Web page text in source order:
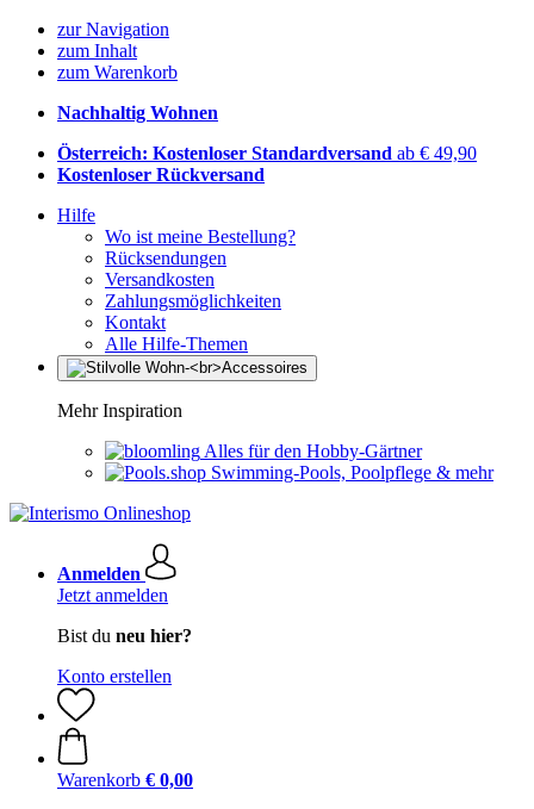
zur Navigation
zum Inhalt
zum Warenkorb
Nachhaltig Wohnen
Österreich: Kostenloser Standardversand ab € 49,90
Kostenloser Rückversand
Hilfe
Wo ist meine Bestellung?
Rücksendungen
Versandkosten
Zahlungsmöglichkeiten
Kontakt
Alle Hilfe-Themen
Mehr Inspiration
Alles für den Hobby-Gärtner
Swimming-Pools, Poolpflege & mehr
Anmelden
Jetzt anmelden
Bist du neu hier?
Konto erstellen
Warenkorb € 0,00